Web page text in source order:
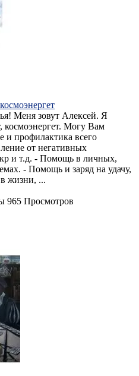
Меня зовут Алексей. Я
космоэнергет. Могу Вам
и профилактика всего
от негативных
и т.д. - Помощь в личных,
- Помощь и заряд на удачу,
в жизни, ...
965 Просмотров